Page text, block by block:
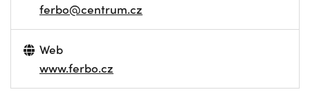
ferbo@centrum.cz
Web
www.ferbo.cz